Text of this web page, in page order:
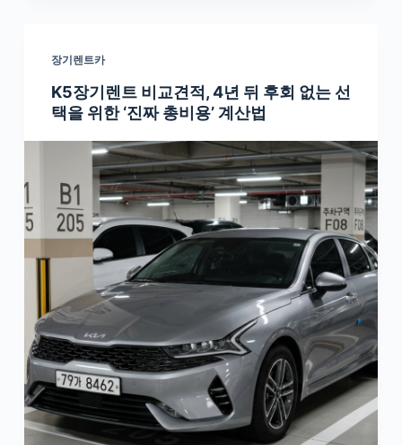
장기렌트카
K5장기렌트 비교견적, 4년 뒤 후회 없는 선
택을 위한 ‘진짜 총비용’ 계산법